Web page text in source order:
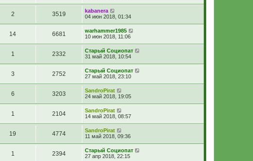
2 3519
kabanera
04 июн 2018, 01:34
14 6681
warhammer1985
10 июн 2018, 11:06
1 2332
Старый Социопат
31 май 2018, 10:54
3 2752
Старый Социопат
27 май 2018, 23:10
6 3203
SandroPirat
24 май 2018, 19:05
1 2104
SandroPirat
14 май 2018, 08:57
19 4774
SandroPirat
11 май 2018, 09:36
1 2394
Старый Социопат
27 апр 2018, 22:15